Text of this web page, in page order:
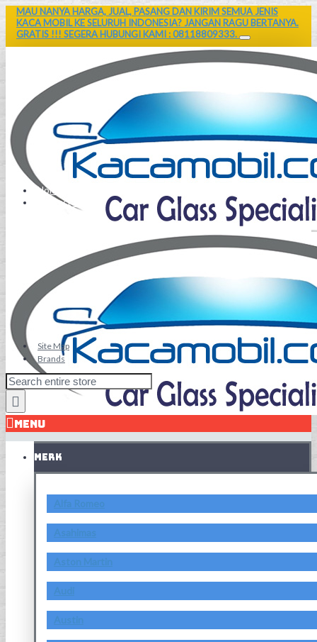
MAU NANYA HARGA, JUAL, PASANG DAN KIRIM SEMUA JENIS
KACA MOBIL KE SELURUH INDONESIA? JANGAN RAGU BERTANYA.
GRATIS !!! SEGERA HUBUNGI KAMI : 08118809333.
Home
Contact Us
Site Map
Brands
MENU
MERK
Alfa Romeo
Asahimas
Aston Martin
Audi
Austin